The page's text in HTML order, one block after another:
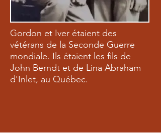
Gordon et Iver étaient des
vétérans de la Seconde Guerre
mondiale. Ils étaient les fils de
John Berndt et de Lina Abraham
d'Inlet, au Québec.